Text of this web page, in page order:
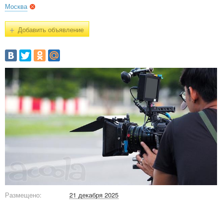
Москва
+Добавить объявление
Размещено:
21 декабря 2025